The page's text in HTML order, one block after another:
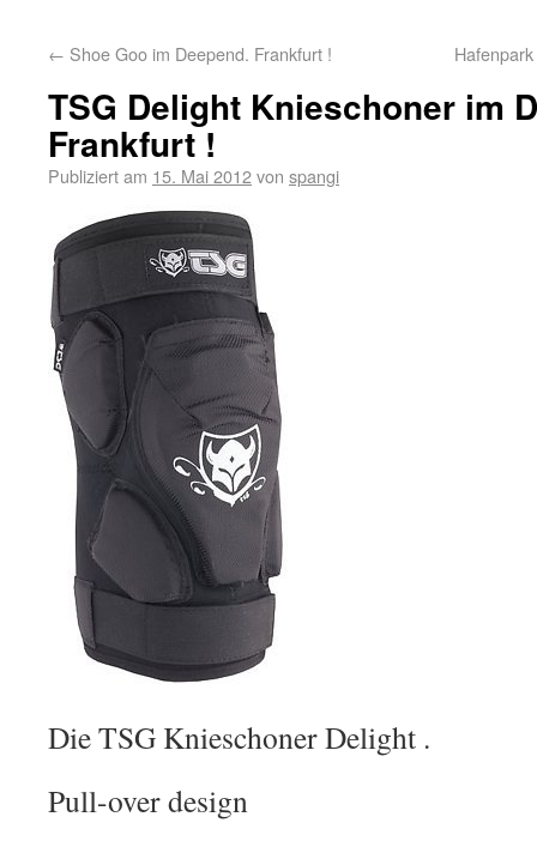
← Shoe Goo im Deepend. Frankfurt !
TSG Delight Knieschoner im
Frankfurt !
Publiziert am 15. Mai 2012von spangi
Die TSG Knieschoner Delight .
Pull-over design